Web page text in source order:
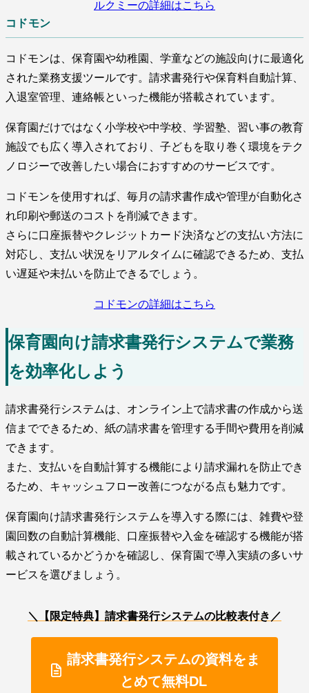
ルクミーの詳細はこちら
コドモン
コドモンは、保育園や幼稚園、学童などの施設向けに最適化
された業務支援ツールです。請求書発行や保育料自動計算、
入退室管理、連絡帳といった機能が搭載されています。
保育園だけではなく小学校や中学校、学習塾、習い事の教育
施設でも広く導入されており、子どもを取り巻く環境をテク
ノロジーで改善したい場合におすすめのサービスです。
コドモンを使用すれば、毎月の請求書作成や管理が自動化さ
れ印刷や郵送のコストを削減できます。
さらに口座振替やクレジットカード決済などの支払い方法に
対応し、支払い状況をリアルタイムに確認できるため、支払
い遅延や未払いを防止できるでしょう。
コドモンの詳細はこちら
保育園向け請求書発行システムで業務
を効率化しよう
請求書発行システムは、オンライン上で請求書の作成から送
信までできるため、紙の請求書を管理する手間や費用を削減
できます。
また、支払いを自動計算する機能により請求漏れを防止でき
るため、キャッシュフロー改善につながる点も魅力です。
保育園向け請求書発行システムを導入する際には、雑費や登
園回数の自動計算機能、口座振替や入金を確認する機能が搭
載されているかどうかを確認し、保育園で導入実績の多いサ
ービスを選びましょう。
＼【限定特典】請求書発行システムの比較表付き／
請求書発行システムの資料をま
とめて無料DL